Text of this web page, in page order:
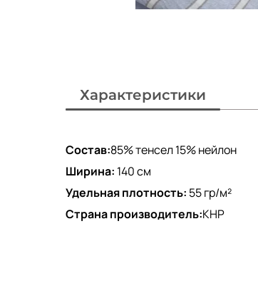
Характеристики
Состав:85% тенсел 15% нейлон
Ширина: 140 см
Удельная плотность: 55 гр/м²
Страна производитель:КНР